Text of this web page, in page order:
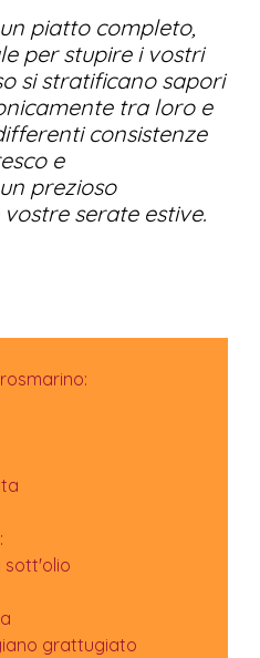
piatto completo,
per stupire i vostri
si stratificano sapori
tra loro e
consistenze
e
prezioso
serate estive.
sott'olio
grattugiato